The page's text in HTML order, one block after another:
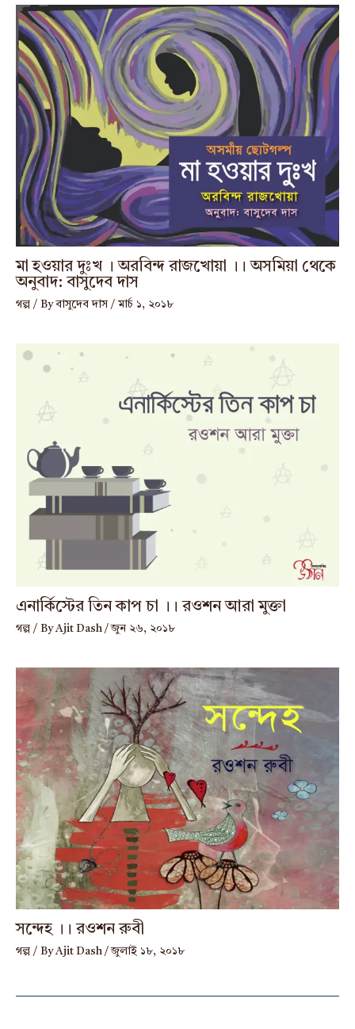
মা হওয়ার দুঃখ । অরবিন্দ রাজখোয়া ।। অসমিয়া থেকে
অনুবাদ: বাসুদেব দাস
গল্প / Byবাসুদেব দাস /মার্চ ১, ২০১৮
এনার্কিস্টের তিন কাপ চা ।। রওশন আরা মুক্তা
গল্প / By Ajit Dash /জুন ২৬, ২০১৮
সন্দেহ ।। রওশন রুবী
গল্প / ByAjit Dash /জুলাই ১৮, ২০১৮